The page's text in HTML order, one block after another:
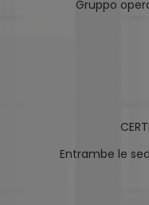
Gruppo
Entrambe le